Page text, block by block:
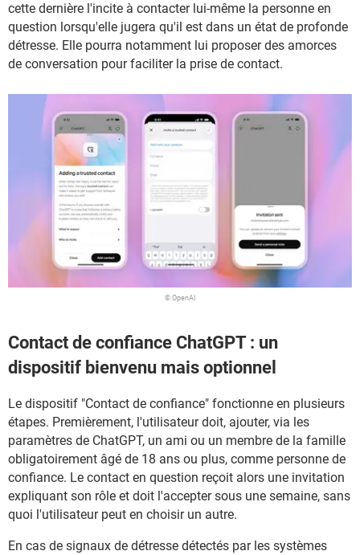
cette dernière l'incite à contacter lui-même la personne en
question lorsqu'elle jugera qu'il est dans un état de profonde
détresse. Elle pourra notamment lui proposer des amorces
de conversation pour faciliter la prise de contact.
© OpenAI
Contact de confiance ChatGPT : un
dispositif bienvenu mais optionnel
Le dispositif "Contact de confiance" fonctionne en plusieurs
étapes. Premièrement, l'utilisateur doit, ajouter, via les
paramètres de ChatGPT, un ami ou un membre de la famille
obligatoirement âgé de 18 ans ou plus, comme personne de
confiance. Le contact en question reçoit alors une invitation
expliquant son rôle et doit l'accepter sous une semaine, sans
quoi l'utilisateur peut en choisir un autre.
En cas de signaux de détresse détectés par les systèmes